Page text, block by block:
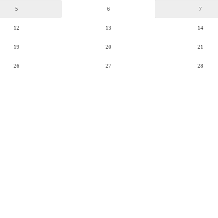
5 6 7
12 13 14
19 20 21
26 27 28